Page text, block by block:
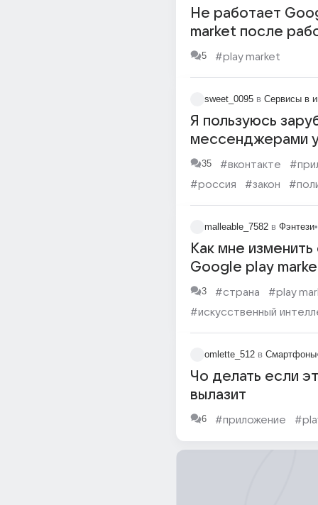
Не работает
market после
patcher
5 #play market
sweet_0095 в Сервисы в
Я пользуюсь
мессенджерами
11 лет, такими как
ВКонтакте и
35 #вконтакте
#россия
#закон
#компания
#армия
malleable_7582 в Фэнтези•
Как мне изменить
Google play market
загрузила sora
искусственный
не от кого
3 #страна
#play
#искусственный
omlette_512 в Смартфоны
Чо делать если
вылазит
6 #приложение